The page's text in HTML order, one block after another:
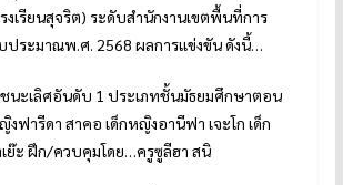
งเรียนสุจริต) ระดับสำนักงานเขตพื้นที่การ
ประมาณพ.ศ. 2568 ผลการแข่งขัน ดังนี้…
ชนะเลิศอันดับ 1 ประเภทชั้นมัธยมศึกษาตอน
ฟารีดา สาคอ เด็กหญิงอานีฟา เจะโก เด็ก
ย๊ะ ฝึก/ควบคุมโดย…ครูซูลีฮา สนิ